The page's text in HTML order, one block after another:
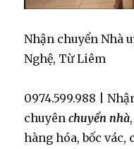
Nhận chuyển Nhà
Nghệ, Từ Liêm
0974.599.988 |
chuyênchuyển nhà
hàng hóa, bốc vác,